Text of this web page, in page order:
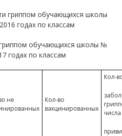
гриппом обучающихся школы
годах по классам
обучающихся школы №
годах по классам
не
Кол-во
вакцинированных
Кол-